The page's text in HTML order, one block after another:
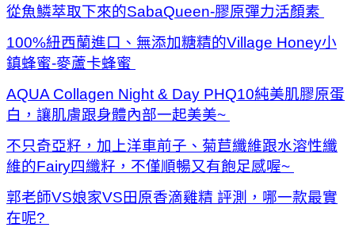
從魚鱗萃取下來的SabaQueen-膠原彈力活顏素
100%紐西蘭進口、無添加糖精的Village Honey小
鎮蜂蜜-麥蘆卡蜂蜜
AQUA Collagen Night & Day PHQ10純美肌膠原蛋
白，讓肌膚跟身體內部一起美美~
不只奇亞籽，加上洋車前子、菊苣纖維跟水溶性纖
維的Fairy四纖籽，不僅順暢又有飽足感喔~
郭老師VS娘家VS田原香滴雞精 評測，哪一款最實
在呢?